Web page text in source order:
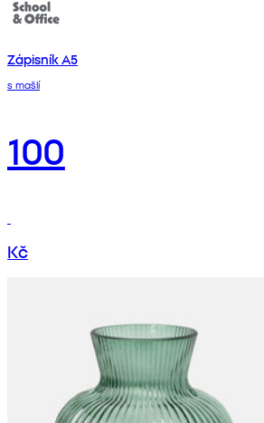
Zápisník A5
s mašlí
100
Kč